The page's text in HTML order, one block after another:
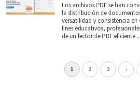
Los archivos PDF se han
la distribución de
versatilidad y consistencia en
fines educativos,
de un lector de PDF eficiente...
1 2 3 ›